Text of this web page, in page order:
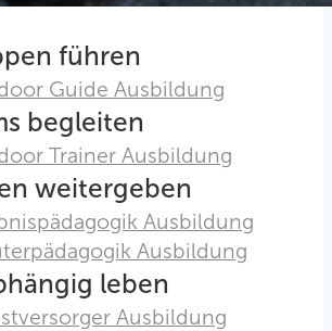
führen
Guide Ausbildung
begleiten
Trainer Ausbildung
weitergeben
Ausbildung
Ausbildung
leben
Ausbildung